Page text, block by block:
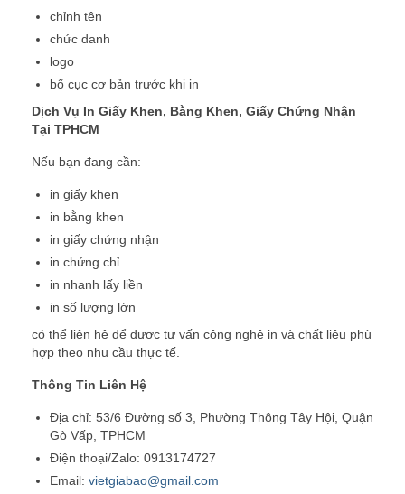
chỉnh tên
chức danh
logo
bố cục cơ bản trước khi in
Dịch Vụ In Giấy Khen, Bằng Khen, Giấy Chứng Nhận
Tại TPHCM
Nếu bạn đang cần:
in giấy khen
in bằng khen
in giấy chứng nhận
in chứng chỉ
in nhanh lấy liền
in số lượng lớn
có thể liên hệ để được tư vấn công nghệ in và chất liệu phù
hợp theo nhu cầu thực tế.
Thông Tin Liên Hệ
Địa chỉ: 53/6 Đường số 3, Phường Thông Tây Hội, Quận
Gò Vấp, TPHCM
Điện thoại/Zalo: 0913174727
Email: vietgiabao@gmail.com